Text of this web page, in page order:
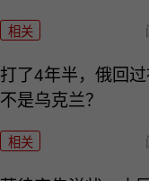
相关
打了4年半，俄回
不是乌克兰？
相关